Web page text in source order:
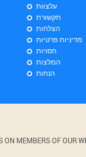
עלצוות
תקשורת
הצלחות
מדיניות פרטיות
חסויות
המלצות
הנחות
ON MEMBERS OF OUR